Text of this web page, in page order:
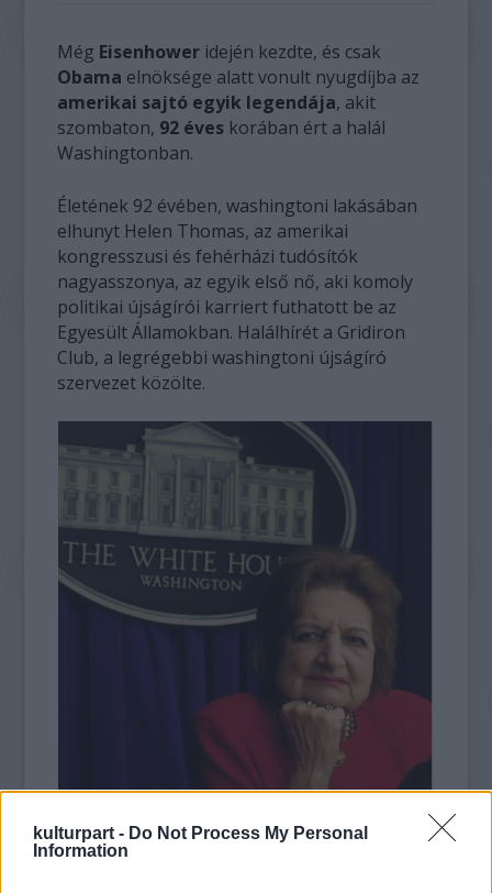
kulturpart - Do Not Process My Personal
Information
Még Eisenhower idején kezdte, és csak
Obama elnöksége alatt vonult nyugdíjba az
amerikai sajtó egyik legendája, akit
szombaton, 92 éves korában ért a halál
Washingtonban.
Életének 92 évében, washingtoni lakásában
elhunyt Helen Thomas, az amerikai
kongresszusi és fehérházi tudósítók
nagyasszonya, az egyik első nő, aki komoly
politikai újságírói karriert futhatott be az
Egyesült Államokban. Halálhírét a Gridiron
Club, a legrégebbi washingtoni újságíró
szervezet közölte.
A libanoni bevándorlók lányaként 1920-ban